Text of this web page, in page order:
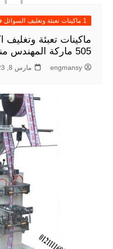
1 ماكينات تعبئة وتغليف السوائل فى اكياس
ماكينات تعبئة
505 ماركة المهندس منسى
engmansy مارس 8, 2023